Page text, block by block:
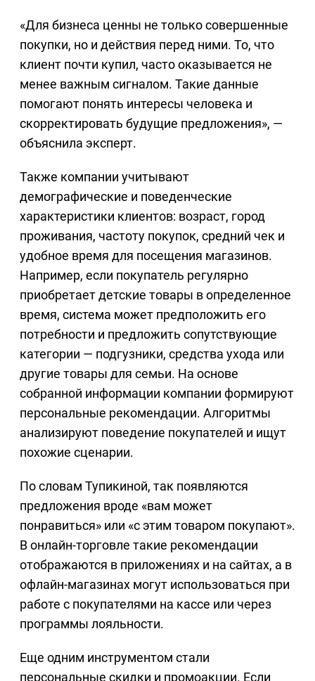
«Для бизнеса ценны не только совершенные
покупки, но и действия перед ними. То, что
клиент почти купил, часто оказывается не
менее важным сигналом. Такие данные
помогают понять интересы человека и
скорректировать будущие предложения», —
объяснила эксперт.
Также компании учитывают
демографические и поведенческие
характеристики клиентов: возраст, город
проживания, частоту покупок, средний чек и
удобное время для посещения магазинов.
Например, если покупатель регулярно
приобретает детские товары в определенное
время, система может предположить его
потребности и предложить сопутствующие
категории — подгузники, средства ухода или
другие товары для семьи. На основе
собранной информации компании формируют
персональные рекомендации. Алгоритмы
анализируют поведение покупателей и ищут
похожие сценарии.
По словам Тупикиной, так появляются
предложения вроде «вам может
понравиться» или «с этим товаром покупают».
В онлайн-торговле такие рекомендации
отображаются в приложениях и на сайтах, а в
офлайн-магазинах могут использоваться при
работе с покупателями на кассе или через
программы лояльности.
Еще одним инструментом стали
персональные скидки и промоакции. Если